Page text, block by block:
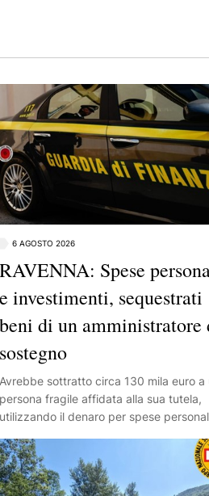
6 AGOSTO 2026
RAVENNA: Spese
e investimenti, sequestrati
beni di un amministratore
sostegno
Avrebbe sottratto circa 130 mila euro a
persona fragile affidata alla sua tutela,
utilizzando il denaro per spese
di sostegno è finito al centro di
della Guardia di Finanza di Ravenna,
coordinata dalla Procura. Secondo gli